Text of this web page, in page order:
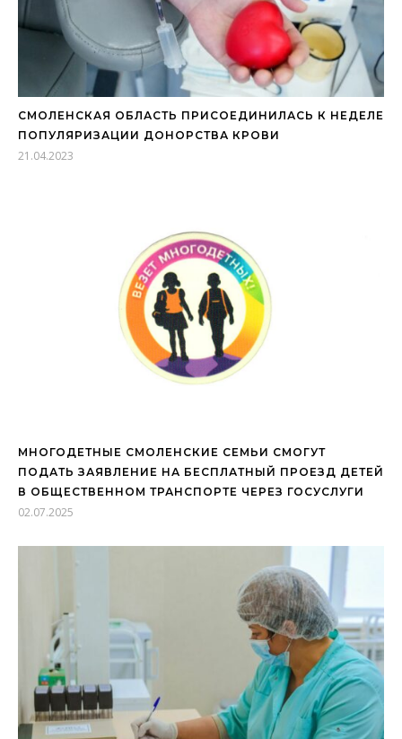
СМОЛЕНСКАЯ ОБЛАСТЬ ПРИСОЕДИНИЛАСЬ К НЕДЕЛЕ
ПОПУЛЯРИЗАЦИИ ДОНОРСТВА КРОВИ
21.04.2023
МНОГОДЕТНЫЕ СМОЛЕНСКИЕ СЕМЬИ СМОГУТ
ПОДАТЬ ЗАЯВЛЕНИЕ НА БЕСПЛАТНЫЙ ПРОЕЗД ДЕТЕЙ
В ОБЩЕСТВЕННОМ ТРАНСПОРТЕ ЧЕРЕЗ ГОСУСЛУГИ
02.07.2025